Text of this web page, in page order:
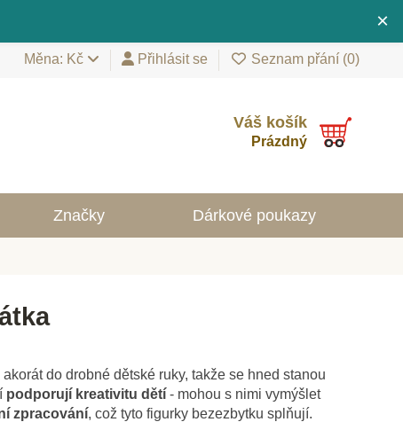
×
Měna: Kč Přihlásit se Seznam přání (0)
Váš košík
Prázdný
Značky Dárkové poukazy
do drobné dětské ruky, takže se hned stanou
podporují kreativitu dětí- mohou s nimi vymýšlet
zpracování, což tyto figurky bezezbytku splňují.